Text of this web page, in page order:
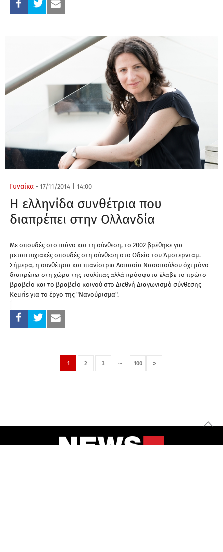
Γυναίκα - 17/11/2014 14:00
Η ελληνίδα συνθέτρια που
διαπρέπει στην Ολλανδία
Με σπουδές στο πιάνο και τη σύνθεση, το 2002 βρέθηκε για
μεταπτυχιακές σπουδές στη σύνθεση στο Ωδείο του Άμστερνταμ.
Σήμερα, η συνθέτρια και πιανίστρια Ασπασία Νασοπούλου όχι μόνο
διαπρέπει στη χώρα της τουλίπας αλλά πρόσφατα έλαβε το πρώτο
βραβείο και το βραβείο κοινού στο Διεθνή Διαγωνισμό σύνθεσης
Keuris για το έργο της "Νανούρισμα".
1 2 3 … 100 >